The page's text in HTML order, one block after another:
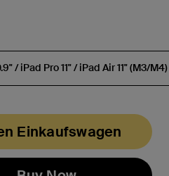
Einkaufswagen